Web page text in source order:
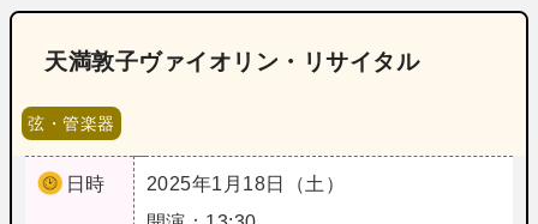
天満敦子ヴァイオリン・リサイタル
弦・管楽器
日時
2025年1月18日（土）